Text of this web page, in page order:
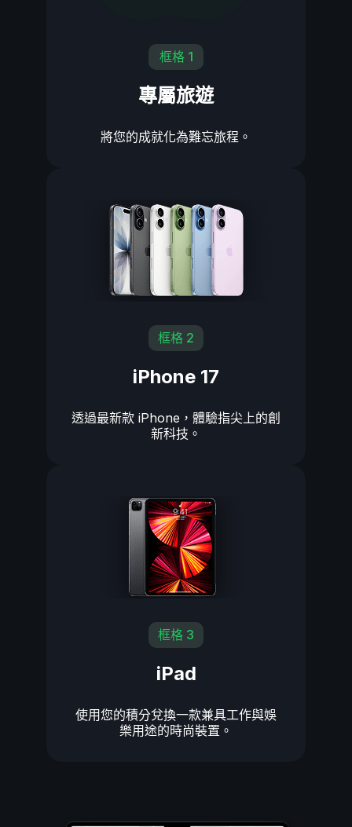
框格 1
專屬旅遊
將您的成就化為難忘旅程。
框格 2
iPhone 17
透過最新款 iPhone，體驗指尖上的創
新科技。
框格 3
iPad
使用您的積分兌換一款兼具工作與娛
樂用途的時尚裝置。